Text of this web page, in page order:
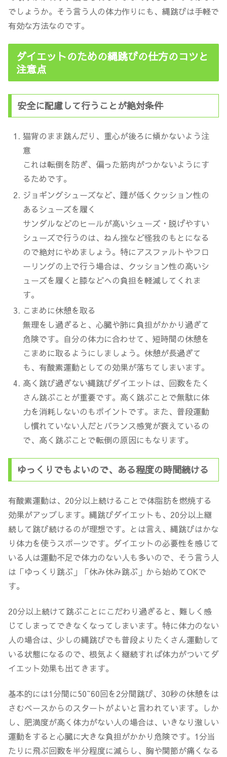
でしょうか。そう言う人の体力作りにも、縄跳びは手軽で
有効な方法なのです。
ダイエットのための縄跳びの仕方のコツと
注意点
安全に配慮して行うことが絶対条件
猫背のまま跳んだり、重心が後ろに傾かないよう注
意
これは転倒を防ぎ、偏った筋肉がつかないようにす
るためです。
ジョギングシューズなど、踵が低くクッション性の
あるシューズを履く
サンダルなどのヒールが高いシューズ・脱げやすい
シューズで行うのは、ねん挫など怪我のもとになる
ので絶対にやめましょう。特にアスファルトやフロ
ーリングの上で行う場合は、クッション性の高いシ
ューズを履くと膝などへの負担を軽減してくれま
す。
こまめに休憩を取る
無理をし過ぎると、心臓や肺に負担がかかり過ぎて
危険です。自分の体力に合わせて、短時間の休憩を
こまめに取るようにしましょう。休憩が長過ぎて
も、有酸素運動としての効果が落ちてしまいます。
高く跳び過ぎない縄跳びダイエットは、回数をたく
さん跳ぶことが重要です。高く跳ぶことで無駄に体
力を消耗しないのもポイントです。また、普段運動
し慣れていない人だとバランス感覚が衰えているの
で、高く跳ぶことで転倒の原因にもなります。
ゆっくりでもよいので、ある程度の時間続ける
有酸素運動は、20分以上続けることで体脂肪を燃焼する
効果がアップします。縄跳びダイエットも、20分以上継
続して跳び続けるのが理想です。とは言え、縄跳びはかな
り体力を使うスポーツです。ダイエットの必要性を感じて
いる人は運動不足で体力のない人も多いので、そう言う人
は「ゆっくり跳ぶ」「休み休み跳ぶ」から始めてOKで
す。
20分以上続けて跳ぶことにこだわり過ぎると、難しく感
じてしまってできなくなってしまいます。特に体力のない
人の場合は、少しの縄跳びでも普段よりたくさん運動して
いる状態になる ので、根気よく継続すれば体力がついてダ
イエット効果も出てきます。
基本的には1分間に50~60回を2分間跳び、30秒の休憩をは
さむペースからのスタートがよいと言われています。しか
し、 肥満度が高く体力がない人の場合は、いきなり激しい
運動をすると心臓に大きな負担がかかり危険です。1分当
たりに飛ぶ回数を半分程度に減らし、胸や関節が痛くなる